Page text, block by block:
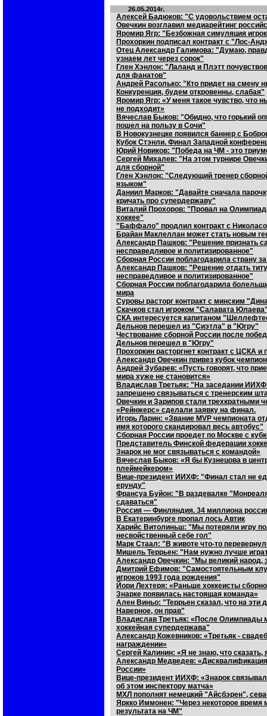
26.05.2014г.
Алексей Бадюков: "С удовольствием
Овечкин возглавил медиарейтинг
Яромир Ягр: "Безбожная симуляция
Прохоркин подписал контракт с "Лос-
Отец Александр Галимова: "Думаю,
узнаем лет через сорок"
Глен Хэнлон: "Лаланд и Плэтт
для фанатов"
Андрей Расолько: "Кто придет на смену
Конкуренция, будем откровенны, слабая"
Яромир Ягр: «У меня такое чувство, что
не подходит»
Вячеслав Быков: "Обидно, что горький
пошел на пользу в Сочи"
В Новокузнецке появился баннер с
Кубок Стэнли. Финал Западной
Юрий Новиков: "Победа на ЧМ - это
Сергей Михалев: "На этом турнире
для сборной"
Глен Хэнлон: "Следующий тренер
языком"
Даниил Марков: "Давайте сначала
кричать про супердержаву"
Виталий Прохоров: "Провал на
хоккее"
"Баффало" продлил контракт с
Брайан Маклеллан может стать новым
Александр Пашков: "Решение признать
несправедливое и политизированное"
Сборная России поблагодарила страну
Александр Пашков: "Решение отдать
несправедливое и политизированное"
Сборная России поблагодарила
мира
Суровы расторг контракт с минским
Скачков стал игроком "Салавата
СКА интересуется капитаном
Дельнов перешел из "Сиэтла" в "Югру"
Чествование сборной России после
Дельнов перешел в "Югру"
Прохоркин расторгнет контракт с ЦСКА
Александр Овечкин привез кубок
Андрей Зубарев: «Пусть говорят, что
мира хуже не становится»
Владислав Третьяк: "На заседании ИИХФ
запрещено связываться с тренерским
Овечкин и Зарипов стали трехкратными
«Рейнжерс» сделали заявку на финал.
Игорь Ларин: «Звание MVP чемпионата
имя которого скандировал весь автобус"
Сборная России проедет по Москве с
Представитель Финской федерации
Знарок не мог связываться с командой»
Вячеслав Быков: «Я бы Кузнецова в
плеймейкером»
Вице-президент ИИХФ: "Финал стал не
ерунду"
Франсуа Буйон: "В раздевалке
сдаваться"
Россия — Финляндия. 34 миллиона
В Екатеринбурге пропал лось Автик
Харийс Витолиньш: "Мы потеряли игру
несвойственный себе гол"
Марк Стаал: "В животе что-то
Мишель Террьен: "Нам нужно лучше
Александр Овечкин: "Мы великий народ,
Дмитрий Ефимов: "Самостоятельным
игроков 1993 года рождения"
Йори Лехтеря: «Раньше хоккеисты
Знарке появилась настоящая команда»
Ален Виньо: "Террьен сказал, что на
Наверное, он прав"
Владислав Третьяк: «После Олимпиады
хоккейная супердержава"
Александр Кожевников: «Третьяк -
награждении»
Сергей Калинин: «Я не знаю, что сказать,
Александр Медведев:
России»
Вице-президент ИИХФ: «Знарок
об этом инспектору матча»
МХЛ пополнят немецкий "Айсбэрен",
Яркко Иммонен: "Через некоторое
результата на ЧМ"